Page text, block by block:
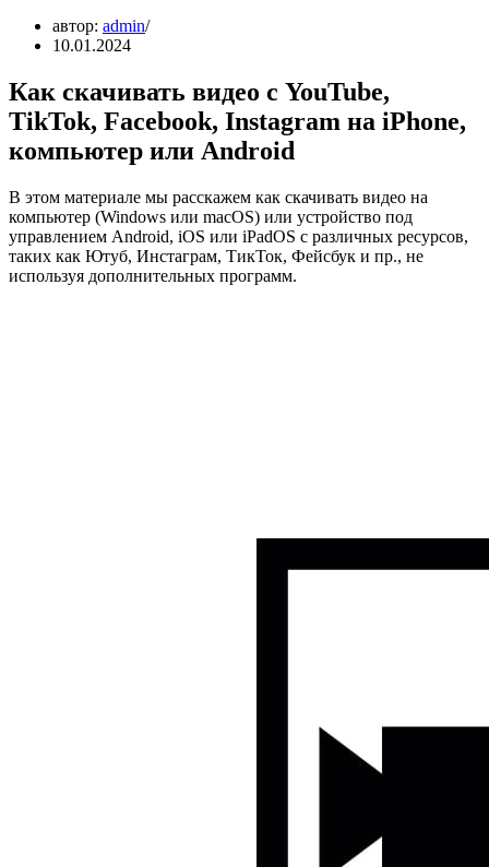
автор: admin
10.01.2024
Как скачивать видео с YouTube,
TikTok, Facebook, Instagram на iPhone,
компьютер или Android
В этом материале мы расскажем как скачивать видео на
компьютер (Windows или macOS) или устройство под
управлением Android, iOS или iPadOS с различных ресурсов,
таких как Ютуб, Инстаграм, ТикТок, Фейсбук и пр., не
используя дополнительных программ.